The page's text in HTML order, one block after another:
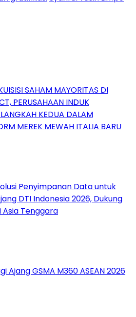
SAHAM MAYORITAS DI
PERUSAHAAN INDUK
KEDUA DALAM
MEREK MEWAH ITALIA BARU
Penyimpanan Data untuk
DTI Indonesia 2026, Dukung
Asia Tenggara
Ajang GSMA M360 ASEAN 2026